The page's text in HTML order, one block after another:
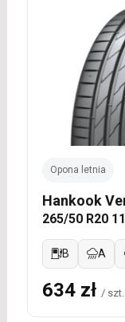
Opona letnia
Hankook
265/50 R20
B A
634 zł / szt.